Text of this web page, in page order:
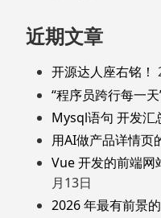
近期文章
开源达人座右铭！
“程序员跨行每一
Mysql语句 开发汇
用AI做产品详情页
Vue 开发的前端网
月13日
2026 年最有前景